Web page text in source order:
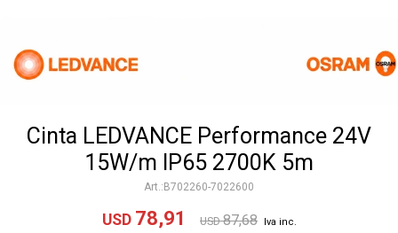
Cinta LEDVANCE Performance 24V
15W/m IP65 2700K 5m
B702260-7022600
USD 78,91 USD 87,68